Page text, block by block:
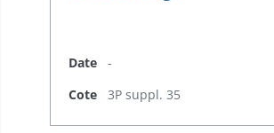
Date
-
Cote
3P suppl. 35